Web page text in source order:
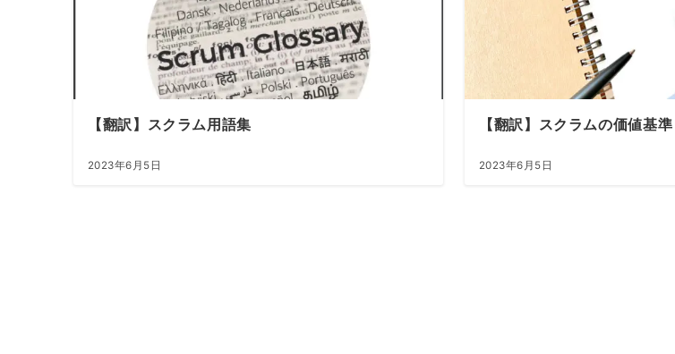
【翻訳】スクラム用語集
2023年6月5日
【翻訳】スクラムの価値基準
2023年6月5日